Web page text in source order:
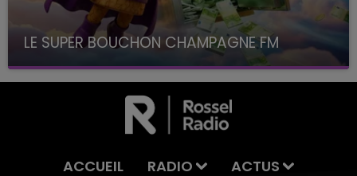
LE SUPER BOUCHON CHAMPAGNE FM
avec La Famille Champagne FM, à 8H10
ACCUEIL RADIO ACTUS